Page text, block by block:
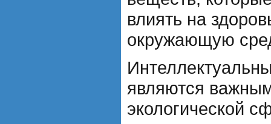
влиять на
окружающую
являются
экологической